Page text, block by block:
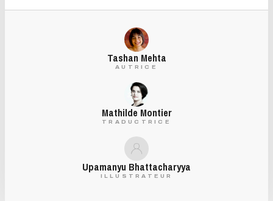
Tashan Mehta
AUTRICE
Mathilde Montier
TRADUCTRICE
Upamanyu Bhattacharyya
ILLUSTRATEUR